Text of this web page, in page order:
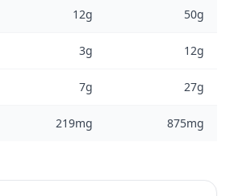
12g 50g
3g 12g
7g 27g
219mg 875mg